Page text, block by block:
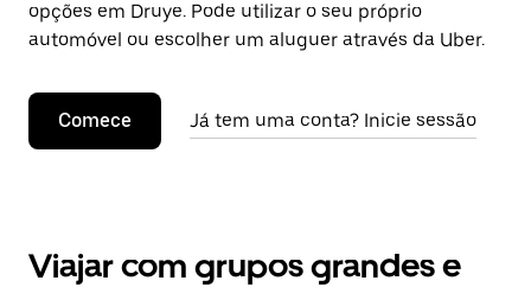
opções em Druye. Pode utilizar o seu próprio
automóvel ou escolher um aluguer através da Uber.
Comece Já tem uma conta? Inicie sessão
Viajar com grupos grandes e